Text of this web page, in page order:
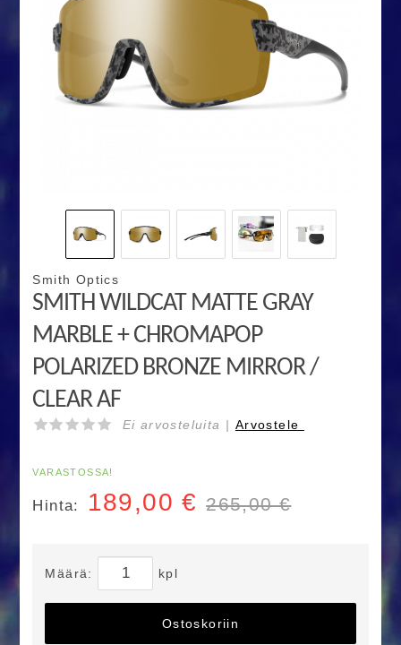
Smith Optics
SMITH WILDCAT MATTE GRAY
MARBLE + CHROMAPOP
POLARIZED BRONZE MIRROR /
CLEAR AF
Ei arvosteluita | Arvostele
VARASTOSSA!
Hinta: 189,00€ 265,00 €
Määrä: kpl
Ostoskoriin